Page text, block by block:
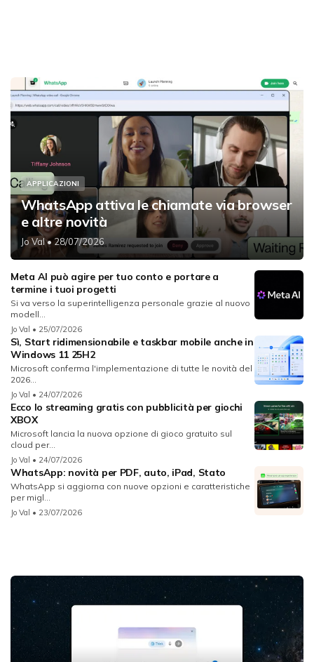
APPLICAZIONI
WhatsApp attiva le chiamate via browser
e altre novità
Jo Val• 28/07/2026
Meta AI può agire per tuo conto e portare a
termine i tuoi progetti
Si va verso la superintelligenza personale grazie al nuovo
modell...
Jo Val • 25/07/2026
Sì, Start ridimensionabile e taskbar mobile anche in
Windows 11 25H2
Microsoft conferma l'implementazione di tutte le novità del
2026...
Jo Val • 24/07/2026
Ecco lo streaming gratis con pubblicità per giochi
XBOX
Microsoft lancia la nuova opzione di gioco gratuito sul
cloud per...
Jo Val • 24/07/2026
WhatsApp: novità per PDF, auto, iPad, Stato
WhatsApp si aggiorna con nuove opzioni e caratteristiche
per migl...
Jo Val • 23/07/2026